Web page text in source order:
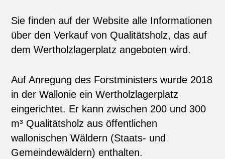
Sie finden auf der Website alle Informationen
über den Verkauf von Qualitätsholz, das auf
dem Wertholzlagerplatz angeboten wird.
Auf Anregung des Forstministers wurde 2018
in der Wallonie ein Wertholzlagerplatz
eingerichtet. Er kann zwischen 200 und 300
m³ Qualitätsholz aus öffentlichen
wallonischen Wäldern (Staats- und
Gemeindewäldern) enthalten.